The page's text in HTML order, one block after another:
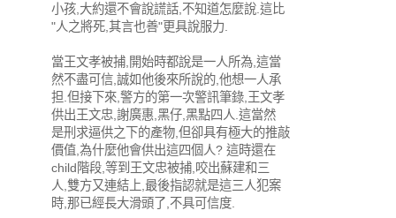
小孩,大約還不會說謊話,不知道怎麼說.這比
"人之將死,其言也善"更具說服力.
當王文孝被捕,開始時都說是一人所為,這當
然不盡可信,誠如他後來所說的,他想一人承
担.但接下來,警方的第一次警訊筆錄,王文孝
供出王文忠,謝廣惠,黑仔,黑點四人.這當然
是刑求逼供之下的產物,但卻具有極大的推敲
價值,為什麼他會供出這四個人? 這時還在
child階段,等到王文忠被捕,咬出蘇建和三
人,雙方又連結上,最後指認就是這三人犯案
時,那已經長大滑頭了,不具可信度.